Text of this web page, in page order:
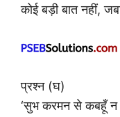
कोई बड़ी बात नहीं,
प्रश्न (घ)
‘सुभ करमन से कबहूँ न